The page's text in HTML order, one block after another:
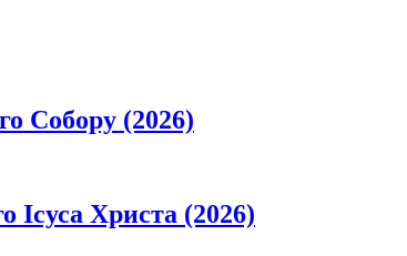
Собору (2026)
Ісуса Христа (2026)